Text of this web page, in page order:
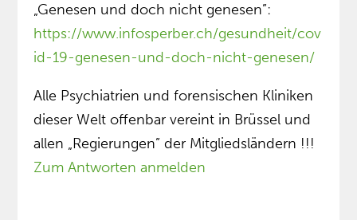
„Genesen und doch nicht genesen”:
https://www.infosperber.ch/gesundheit/cov
id-19-genesen-und-doch-nicht-genesen/
Alle Psychiatrien und forensischen Kliniken
dieser Welt offenbar vereint in Brüssel und
allen „Regierungen” der Mitgliedsländern !!!
Zum Antworten anmelden